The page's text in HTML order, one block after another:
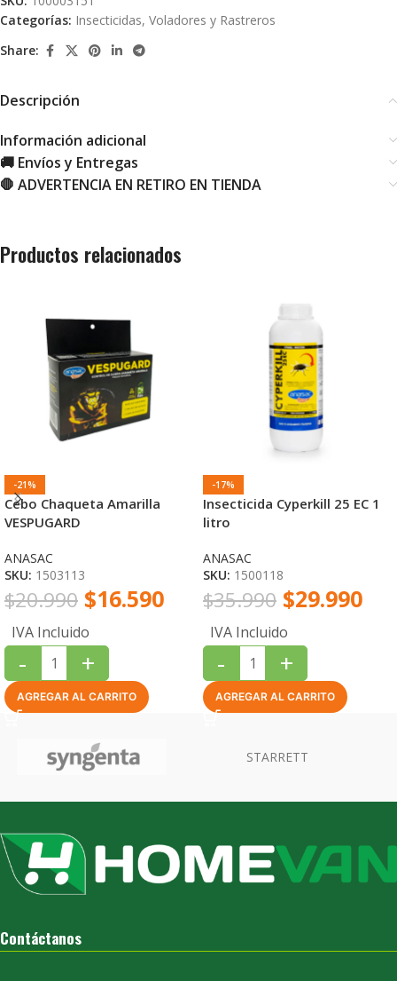
Categorías: Insecticidas, Voladores y Rastreros
Share:
Descripción
Información adicional
🚚 Envíos y Entregas
🛑 ADVERTENCIA EN RETIRO EN TIENDA
Productos relacionados
-21%
Cebo Chaqueta Amarilla
VESPUGARD
ANASAC
SKU: 1503113
$20.990 $16.590
IVA Incluido
- +
AGREGAR AL CARRITO
-17%
Insecticida Cyperkill 25 EC 1
litro
ANASAC
SKU: 1500118
$35.990 $29.990
IVA Incluido
- +
AGREGAR AL CARRITO
Contáctanos